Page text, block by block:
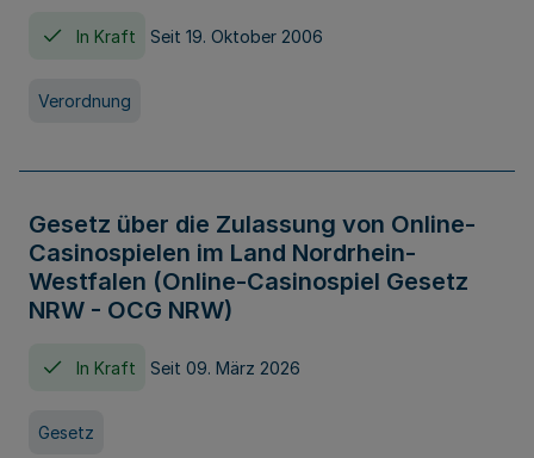
In Kraft Seit 19. Oktober 2006
Verordnung
Gesetz über die Zulassung von Online-
Casinospielen im Land Nordrhein-
Westfalen (Online-Casinospiel Gesetz
NRW - OCG NRW)
In Kraft Seit 09. März 2026
Gesetz